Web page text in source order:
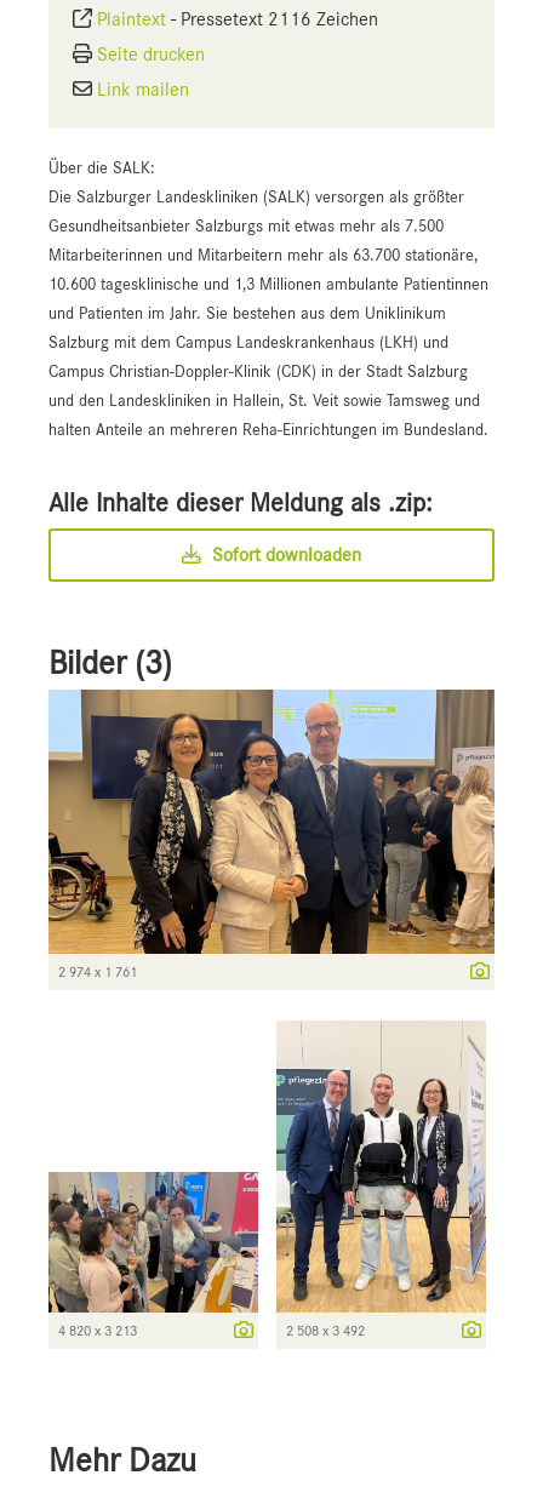
Plaintext - Pressetext 2116 Zeichen
Seite drucken
Link mailen
Über die SALK:
Die Salzburger Landeskliniken (SALK) versorgen als größter
Gesundheitsanbieter Salzburgs mit etwas mehr als 7.500
Mitarbeiterinnen und Mitarbeitern mehr als 63.700 stationäre,
10.600 tagesklinische und 1,3 Millionen ambulante Patientinnen
und Patienten im Jahr. Sie bestehen aus dem Uniklinikum
Salzburg mit dem Campus Landeskrankenhaus (LKH) und
Campus Christian-Doppler-Klinik (CDK) in der Stadt Salzburg
und den Landeskliniken in Hallein, St. Veit sowie Tamsweg und
halten Anteile an mehreren Reha-Einrichtungen im Bundesland.
Alle Inhalte dieser Meldung als .zip:
Sofort downloaden
Bilder (3)
2 974 x 1 761
4 820 x 3 213 2 508 x 3 492
Mehr Dazu